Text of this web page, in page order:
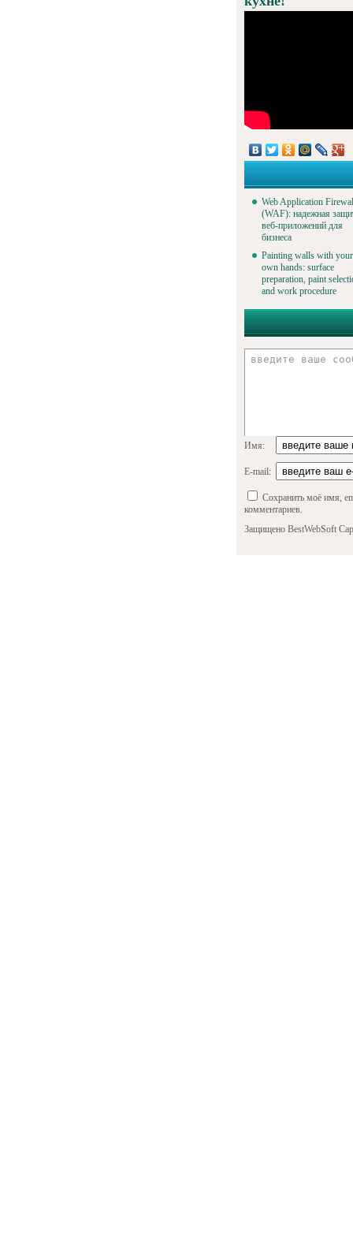
Web Application
(WAF): надежная
веб-приложений для
бизнеса
Painting walls with your
own hands: surface
preparation, paint
and work procedure
Имя:
E-mail:
Сохранить моё имя,
комментариев.
Защищено BestWebSoft